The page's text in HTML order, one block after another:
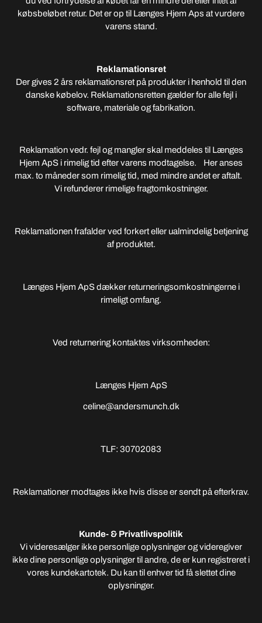
købsbeløbet retur. Det er op til Længes Hjem Aps at vurdere
varens stand.
Reklamationsret
Der gives 2 års reklamationsret på produkter i henhold til den
danske købelov. Reklamationsretten gælder for alle fejl i
software, materiale og fabrikation.
Reklamation vedr. fejl og mangler skal meddeles til Længes
Hjem ApS i rimelig tid efter varens modtagelse. Her anses
max. to måneder som rimelig tid, med mindre andet er aftalt.
Vi refunderer rimelige fragtomkostninger.
Reklamationen frafalder ved forkert eller ualmindelig betjening
af produktet.
Længes Hjem ApS dækker returneringsomkostningerne i
rimeligt omfang.
Ved returnering kontaktes virksomheden:
Længes Hjem ApS
celine@andersmunch.dk
TLF: 30702083
Reklamationer modtages ikke hvis disse er sendt på efterkrav.
Kunde- & Privatlivspolitik
Vi videresælger ikke personlige oplysninger og videregiver
ikke dine personlige oplysninger til andre, de er kun registreret i
vores kundekartotek. Du kan til enhver tid få slettet dine
oplysninger.